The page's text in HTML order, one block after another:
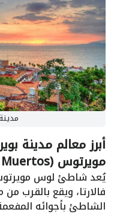
أبرز معالم مدينة
مويرتوس (Playa Los Muertos))
يُعد شاطئ لوس
فالارتا، ويقع بالقرب
الشاطئ بأجوائه